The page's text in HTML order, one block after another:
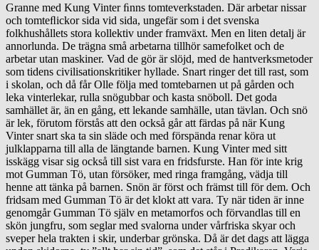
Granne med Kung Vinter ﬁnns tomteverkstaden. Där arbetar nissar
och tomteﬂickor sida vid sida, ungefär som i det svenska
folkhushållets stora kollektiv under framväxt. Men en liten detalj är
annorlunda. De trägna små arbetarna tillhör samefolket och de
arbetar utan maskiner. Vad de gör är slöjd, med de hantverksmetoder
som tidens civilisationskritiker hyllade. Snart ringer det till rast, som
i skolan, och då får Olle följa med tomtebarnen ut på gården och
leka vinterlekar, rulla snögubbar och kasta snöboll. Det goda
samhället är, än en gång, ett lekande samhälle, utan tävlan. Och snö
är lek, förutom förstås att den också går att färdas på när Kung
Vinter snart ska ta sin släde och med förspända renar köra ut
julklapparna till alla de längtande barnen. Kung Vinter med sitt
isskägg visar sig också till sist vara en fridsfurste. Han för inte krig
mot Gumman Tö, utan försöker, med ringa framgång, vädja till
henne att tänka på barnen. Snön är först och främst till för dem. Och
fridsam med Gumman Tö är det klokt att vara. Ty när tiden är inne
genomgår Gumman Tö själv en metamorfos och förvandlas till en
skön jungfru, som seglar med svalorna under vårfriska skyar och
sveper hela trakten i skir, underbar grönska. Då är det dags att lägga